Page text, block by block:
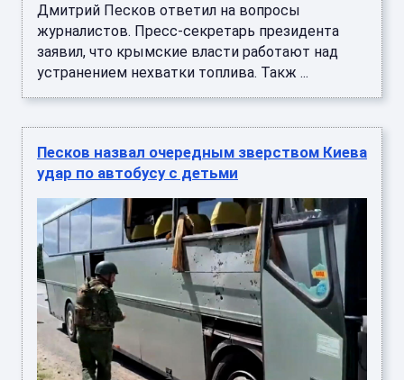
Дмитрий Песков ответил на вопросы
журналистов. Пресс-секретарь президента
заявил, что крымские власти работают над
устранением нехватки топлива. Такж ...
Песков назвал очередным зверством Киева
удар по автобусу с детьми